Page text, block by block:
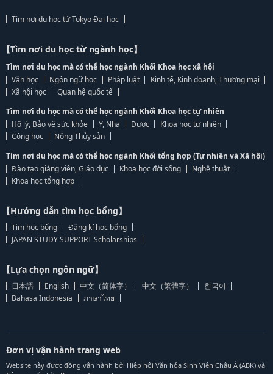
Tìm nơi du học từ Tokyo Đại học
【Tìm nơi du học từ ngành học】
Tìm nơi du học mà có thể học ngành Khối Khoa học xã hội
Văn học
Ngôn ngữ học Pháp luật
Kinh tế, Kinh doanh, Thương mại
Xã hội học
Quan hệ quốc tế
Tìm nơi du học mà có thể học ngành Khối Khoa học tự nhiên
Hộ lý, Bảo vệ sức khỏe
Y, Nha Dược
Khoa học tự nhiên
Công học
Nông Thủy sản
Tìm nơi du học mà có thể học ngành Khối tổng hợp (Tự nhiên và Xã hội)
Đào tạo giảng viên, Giáo dục
Khoa học đời sống
Nghệ thuật
Khoa học tổng hợp
【Hướng dẫn tìm học bổng】
Tìm học bổng
Đăng kí học bổng
JAPAN STUDY SUPPORT Scholarships
【Lựa chọn ngôn ngữ】
日本語 English 中文（简体字） 中文（繁體字）
한국어
Bahasa Indonesia
ภาษาไทย
Đơn vị vận hành trang web
Website này được đồng vận hành bởi Hiệp hội Văn hóa Sinh Viên Châu Á (ABK) và